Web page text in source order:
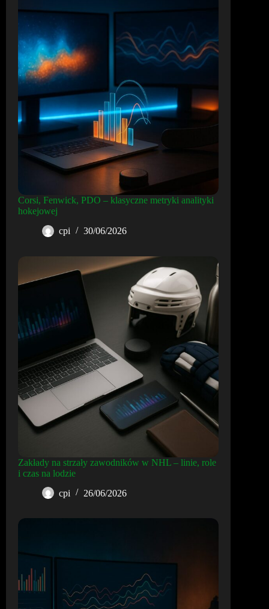
Corsi, Fenwick, PDO – klasyczne metryki analityki
hokejowej
cpi
30/06/2026
Zakłady na strzały zawodników w NHL – linie, role
i czas na lodzie
cpi
26/06/2026